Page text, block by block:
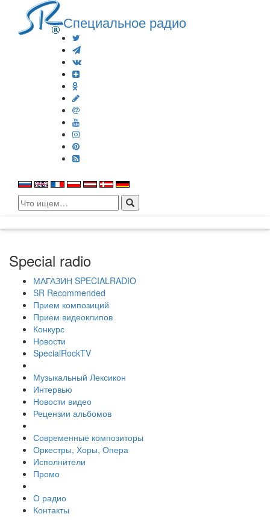
Специальное радио
Search
for:
Special radio
МАГАЗИН SPECIALRADIO
SR Recommended
Прием композиций
Прием видеоклипов
Конкурс
Новости
SpecialRockTV
Музыкальный Лексикон
Интервью
Новости видео
Рецензии альбомов
Современные композиторы
Оркестры, Хоры, Опера
Исполнители
Промо
О радио
Контакты